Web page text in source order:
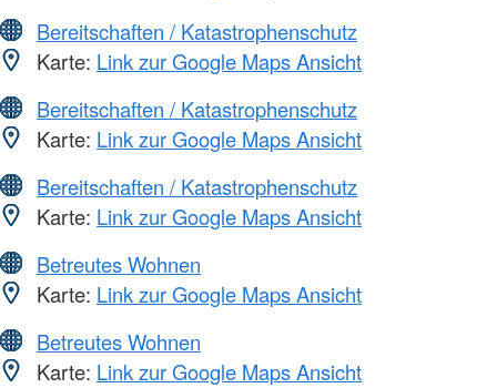
Bereitschaften / Katastrophenschutz
Karte: Link zur Google Maps Ansicht
Bereitschaften / Katastrophenschutz
Karte: Link zur Google Maps Ansicht
Bereitschaften / Katastrophenschutz
Karte: Link zur Google Maps Ansicht
Betreutes Wohnen
Karte: Link zur Google Maps Ansicht
Betreutes Wohnen
Karte: Link zur Google Maps Ansicht